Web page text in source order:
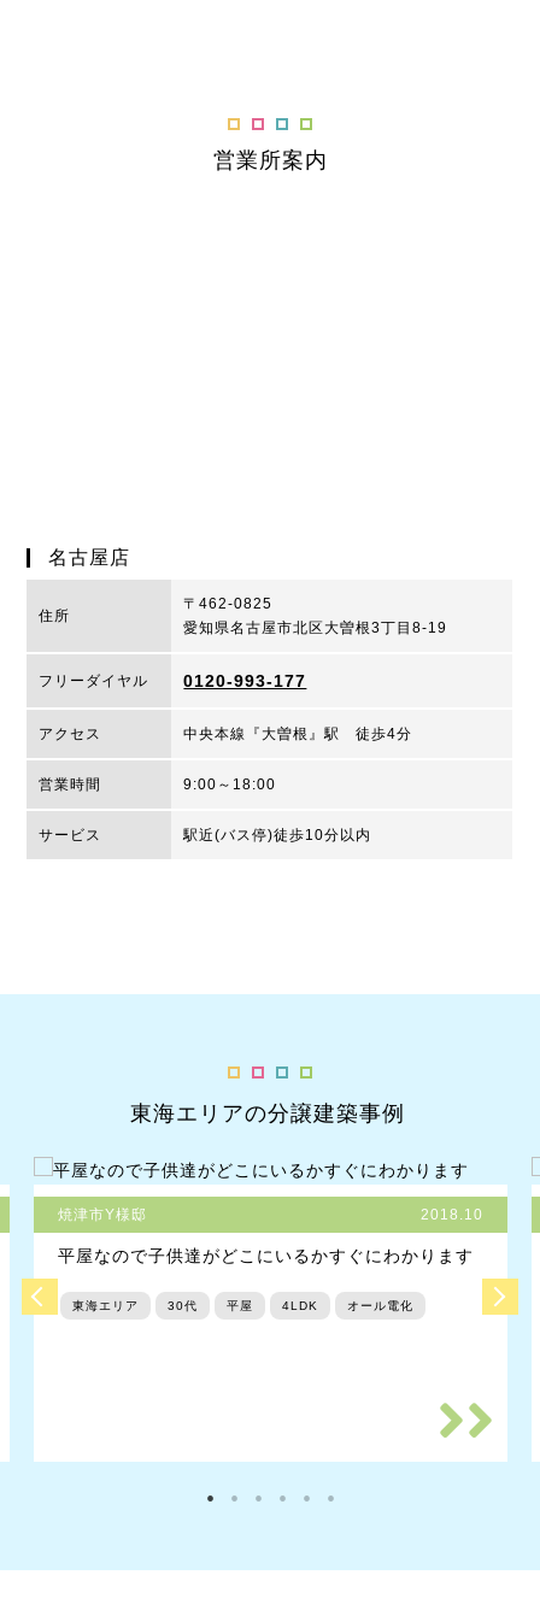
営業所案内
名古屋店
住所
〒462-0825
愛知県名古屋市北区大曽根3丁目8-19
フリーダイヤル 0120-993-177
アクセス 中央本線『大曽根』駅 徒歩4分
営業時間 9:00～18:00
サービス 駅近(バス停)徒歩10分以内
東海エリアの分譲建築事例
焼津市Y様邸 2018.10
平屋なので子供達がどこにいるかすぐにわかります
東海エリア 30代 平屋 4LDK オール電化